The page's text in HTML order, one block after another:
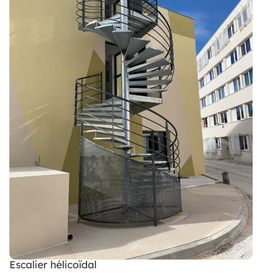
Escalier hélicoïdal